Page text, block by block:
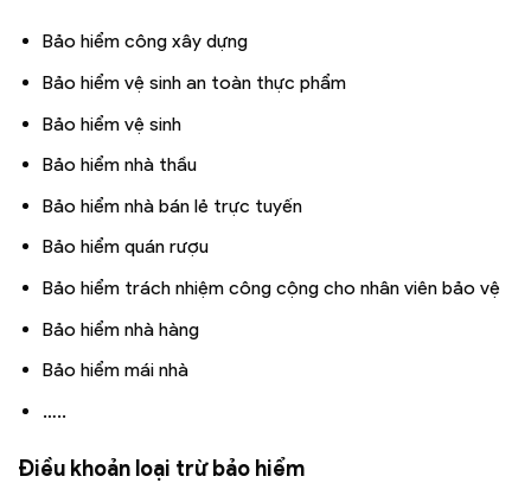
Bảo hiểm công xây dựng
Bảo hiểm vệ sinh an toàn thực phẩm
Bảo hiểm vệ sinh
Bảo hiểm nhà thầu
Bảo hiểm nhà bán lẻ trực tuyến
Bảo hiểm quán rượu
Bảo hiểm trách nhiệm công cộng cho nhân viên bảo vệ
Bảo hiểm nhà hàng
Bảo hiểm mái nhà
…..
Điều khoản loại trừ bảo hiểm